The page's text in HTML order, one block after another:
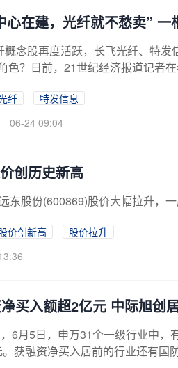
心在建，光纤就不愁卖” 一
概念股再度活跃，长飞光纤、特
色？日前，21世纪经济报道记者
纤
特发信息
06-24 09:04
创历史新高
东股份(600869)股价大幅拉升，
价创新高
股价拉升
买入额超2亿元 中际旭创
6月5日，申万31个一级行业中
获融资净买入居前的行业还有